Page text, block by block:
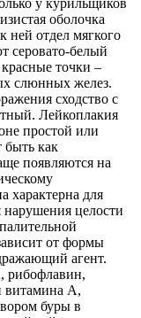
оболочка
ней отдел мягкого
серовато-белый
точки –
слюнных желез.
сходство с
Лейкоплакия
простой или
быть как
появляются на
характерна для
целости
от формы
агент.
рибофлавин,
витамина А,
буры в